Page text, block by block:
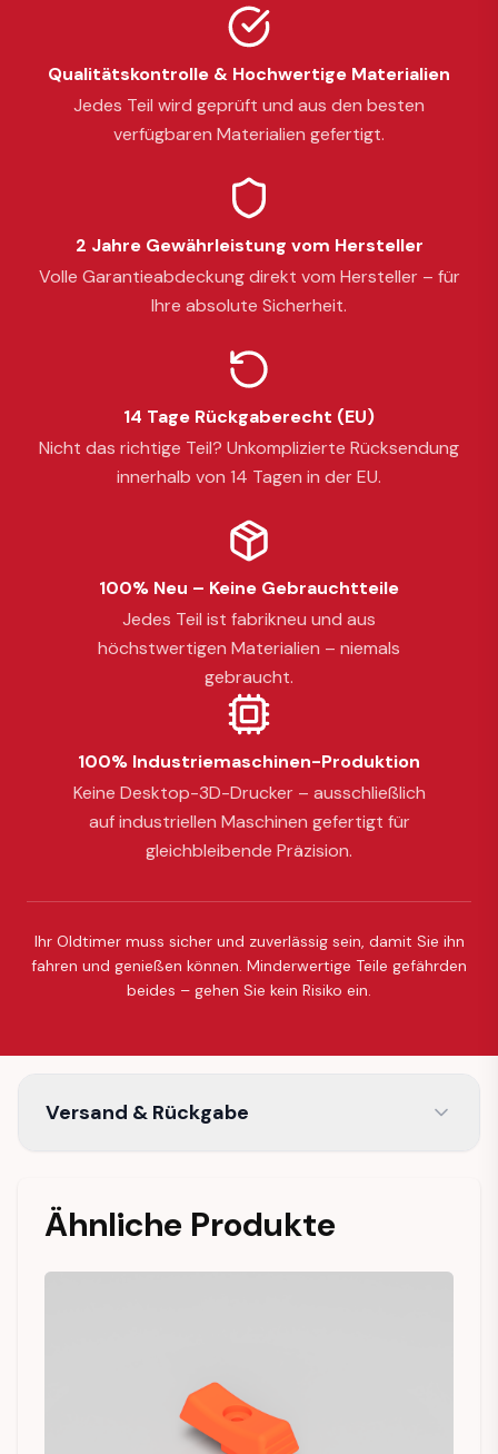
Qualitätskontrolle & Hochwertige Materialien
Jedes Teil wird geprüft und aus den besten
verfügbaren Materialien gefertigt.
2 Jahre Gewährleistung vom Hersteller
Volle Garantieabdeckung direkt vom Hersteller – für
Ihre absolute Sicherheit.
14 Tage Rückgaberecht (EU)
Nicht das richtige Teil? Unkomplizierte Rücksendung
innerhalb von 14 Tagen in der EU.
100% Neu – Keine Gebrauchtteile
Jedes Teil ist fabrikneu und aus
höchstwertigen Materialien – niemals
gebraucht.
100% Industriemaschinen-Produktion
Keine Desktop-3D-Drucker – ausschließlich
auf industriellen Maschinen gefertigt für
gleichbleibende Präzision.
Ihr Oldtimer muss sicher und zuverlässig sein, damit Sie ihn
fahren und genießen können. Minderwertige Teile gefährden
beides – gehen Sie kein Risiko ein.
Versand & Rückgabe
Ähnliche Produkte